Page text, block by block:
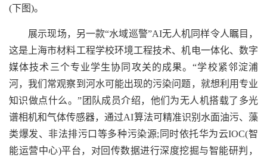
(下图)。
展示现场，另一款“水域巡警”AI无人机同样令人瞩目，
这是上海市材料工程学校环境工程技术、机电一体化、数字
媒体技术三个专业学生协同攻关的成果。“学校紧邻淀浦
河，我们常观察到河水可能出现的污染问题，就想利用专业
知识做点什么。”团队成员介绍，他们为无人机搭载了多光
谱相机和气体传感器，通过AI算法可精准识别水面油污、藻
类爆发、非法排污口等多种污染源;同时依托华为云IOC(智
能运营中心)平台，对回传数据进行深度挖掘与智能研判，